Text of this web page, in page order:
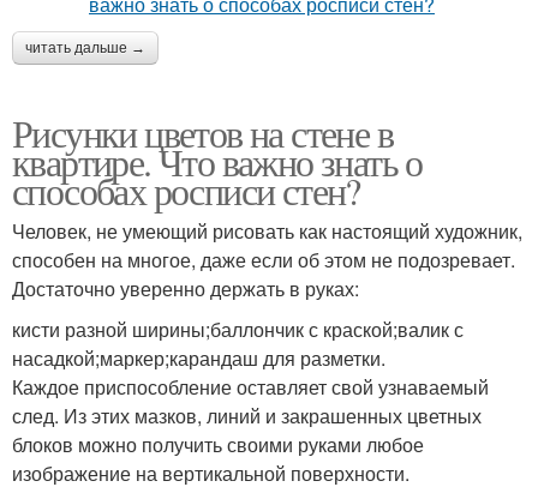
читать дальше →
Рисунки цветов на стене в
квартире. Что важно знать о
способах росписи стен?
Человек, не умеющий рисовать как настоящий художник,
способен на многое, даже если об этом не подозревает.
Достаточно уверенно держать в руках:
кисти разной ширины;баллончик с краской;валик с
насадкой;маркер;карандаш для разметки.
Каждое приспособление оставляет свой узнаваемый
след. Из этих мазков, линий и закрашенных цветных
блоков можно получить своими руками любое
изображение на вертикальной поверхности.